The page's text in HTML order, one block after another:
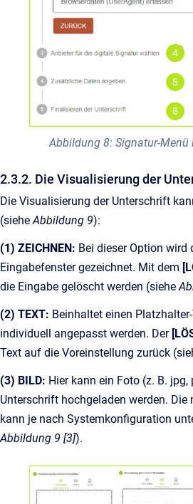
Abbildung 8: Signatur-Menü
2.3.2. Die Visualisierung der
Die Visualisierung der Unterschrift
(sieheAbbildung 9):
(1) ZEICHNEN: Bei dieser Option
Eingabefenster gezeichnet. Mit dem
die Eingabe gelöscht werden (siehe
(2) TEXT: Beinhaltet einen
individuell angepasst werden. Der
Text auf die Voreinstellung zurück
(3) BILD: Hier kann ein Foto (z. B.
Unterschrift hochgeladen werden.
kann je nach Systemkonfiguration
Abbildung 9 [3]).